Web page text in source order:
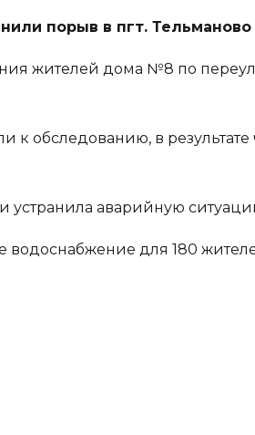
порыв в пгт. Тельманово
жителей дома №8 по
к обследованию, в
аварийную
водоснабжение для 180